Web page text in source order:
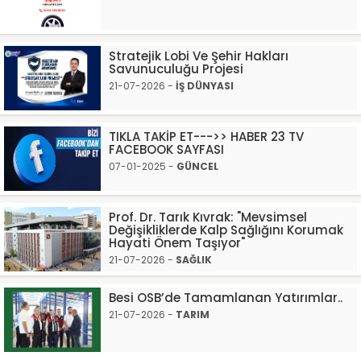
Stratejik Lobi Ve Şehir Hakları
Savunuculuğu Projesi
21-07-2026 - İŞ DÜNYASI
TIKLA TAKİP ET--->> HABER 23 TV
FACEBOOK SAYFASI
07-01-2025 - GÜNCEL
Prof. Dr. Tarık Kıvrak: "Mevsimsel
Değişikliklerde Kalp Sağlığını Korumak
Hayati Önem Taşıyor"
21-07-2026 - SAĞLIK
Besi OSB’de Tamamlanan Yatırımlar..
21-07-2026 - TARIM